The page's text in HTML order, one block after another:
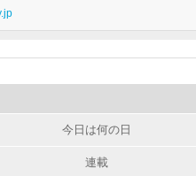
今日は何の日
連載